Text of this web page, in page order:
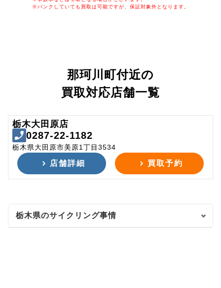
※パンクしていても買取は可能ですが、保証対象外となります。
那珂川町付近の
買取対応店舗一覧
栃木大田原店
0287-22-1182
栃木県大田原市美原1丁目3534
店舗詳細 買取予約
栃木県のサイクリング事情